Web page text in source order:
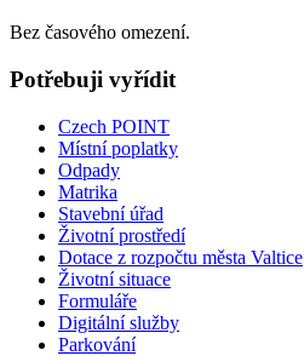
Bez časového omezení.
Potřebuji vyřídit
Czech POINT
Místní poplatky
Odpady
Matrika
Stavební úřad
Životní prostředí
Dotace z rozpočtu města Valtice
Životní situace
Formuláře
Digitální služby
Parkování